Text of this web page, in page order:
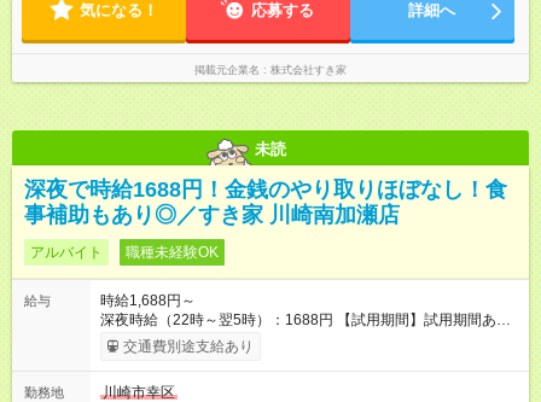
気になる！ 応募する 詳細へ
掲載元企業名 株式会社すき家
未読
深夜で時給1688円！金銭のやり取りほぼなし！食
事補助もあり◎／すき家 川崎南加瀬店
アルバイト 職種未経験OK
給与
時給1,688円～
深夜時給（22時～翌5時）：1688円 【試用期間】試用期間あり
試用期間の長さ：1ヶ月 雇用形態、給与は本採用時と同じです。
試用期間の実態は30日（※条件変更なし）ですが、切り上げで
同時給）
交通費別途支給あり
勤務地 川崎市幸区